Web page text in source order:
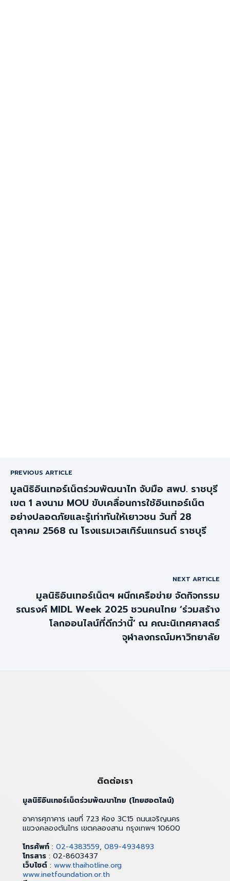
PREVIOUS ARTICLE
มูลนิธิอินเทอร์เน็ตร่วมพัฒนาไท จับมือ สพป. ราชบุรี
เขต 1 ลงนาม MOU ขับเคลื่อนการใช้อินเทอร์เน็ต
อย่างปลอดภัยและรู้เท่าทันให้เยาวชน วันที่ 28
ตุลาคม 2568 ณ โรงแรมเวสเทิร์นแกรนด์ ราชบุรี
NEXT ARTICLE
มูลนิธิอินเทอร์เน็ตฯ ผนึกเครือข่าย จัดกิจกรรม
รณรงค์ MIDL Week 2025 ชวนคนไทย ‘ร่วมสร้าง
โลกออนไลน์ที่ดีกว่านี้’ ณ คณะนิเทศศาสตร์
จุฬาลงกรณ์มหาวิทยาลัย
ติดต่อเรา
มูลนิธิอินเทอร์เน็ตร่วมพัฒนาไทย (ไทยฮอตไลน์)
อาคารศุภาคาร เลขที่ 723 ห้อง 3C15 ถนนเจริญนคร
แขวงคลองต้นไทร เขตคลองสาน กรุงเทพฯ 10600
โทรศัพท์ : 02-4383559, 089-4934893
โทรสาร : 02-8603437
เว็บไซต์ : www.thaihotline.org
www.inetfoundation.or.th